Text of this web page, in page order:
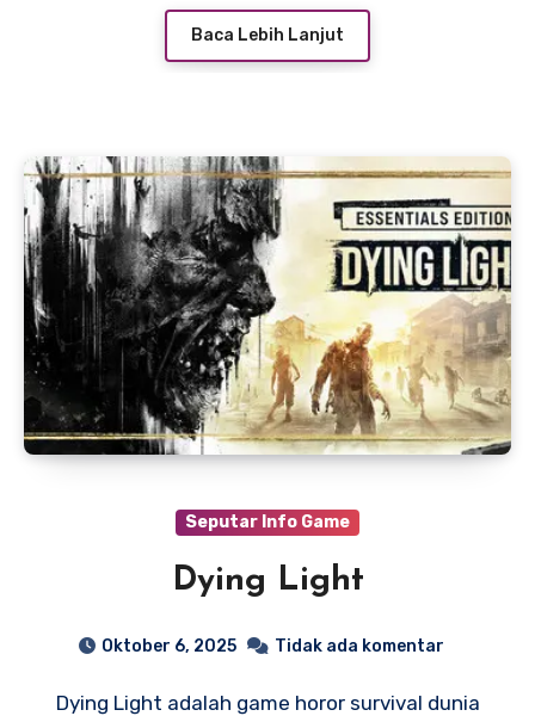
Baca Lebih Lanjut
Seputar Info Game
Dying Light
Oktober 6, 2025 Tidak ada komentar
Dying Light adalah game horor survival dunia